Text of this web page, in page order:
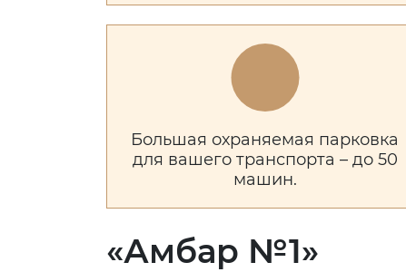
Большая охраняемая парковка
для вашего транспорта – до 50
машин.
«Амбар №1»